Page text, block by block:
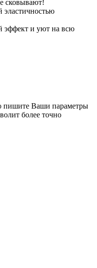
сковывают!
эффект и уют на всю
пишите Ваши параметры
более точно